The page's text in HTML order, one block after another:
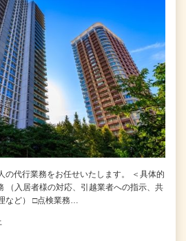
の代行業務をお任せいたします。 ＜具体的
（入居者様の対応、引越業者への指示、共
など） □点検業務…